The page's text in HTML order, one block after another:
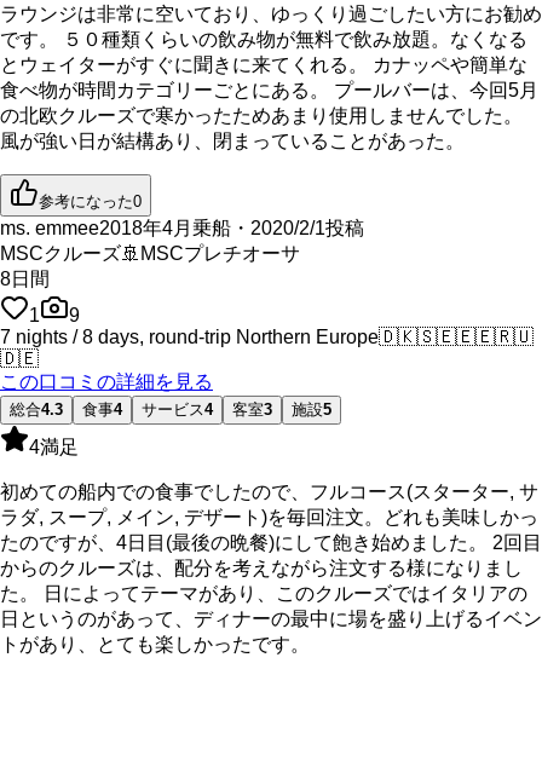
ラウンジは非常に空いており、ゆっくり過ごしたい方にお勧め
です。 ５０種類くらいの飲み物が無料で飲み放題。なくなる
とウェイターがすぐに聞きに来てくれる。 カナッペや簡単な
食べ物が時間カテゴリーごとにある。 プールバーは、今回5月
の北欧クルーズで寒かったためあまり使用しませんでした。
風が強い日が結構あり、閉まっていることがあった。
参考になった0
ms. emmee2018年4月乗船・2020/2/1投稿
MSCクルーズ🚢 MSCプレチオーサ
8日間
1
9
7 nights / 8 days, round-trip Northern Europe🇩🇰🇸🇪🇪🇪🇷🇺
🇩🇪
この口コミの詳細を見る
総合4.3 食事4 サービス4 客室3 施設5
4満足
初めての船内での食事でしたので、フルコース(スターター, サ
ラダ, スープ, メイン, デザート)を毎回注文。どれも美味しかっ
たのですが、4日目(最後の晩餐)にして飽き始めました。 2回目
からのクルーズは、配分を考えながら注文する様になりまし
た。 日によってテーマがあり、このクルーズではイタリアの
日というのがあって、ディナーの最中に場を盛り上げるイベン
トがあり、とても楽しかったです。